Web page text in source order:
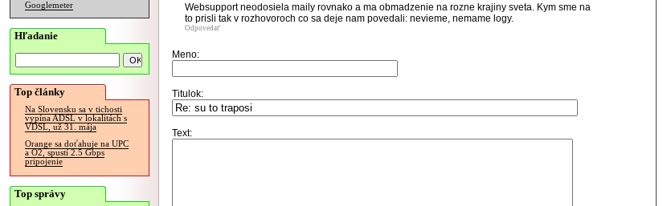
Googlemeter
Hľadanie
Top články
Na Slovensku sa v tichosti
vypína ADSL v lokalitách s
VDSL, už 31. mája
Orange sa doťahuje na UPC
a O2, spustí 2.5 Gbps
pripojenie
Top správy
Websupport neodosiela maily rovnako a ma obmadzenie na rozne krajiny sveta. Kym sme na
to prisli tak v rozhovoroch co sa deje nam povedali: nevieme, nemame logy.
Odpovedať
Meno:
Titulok:
Text: